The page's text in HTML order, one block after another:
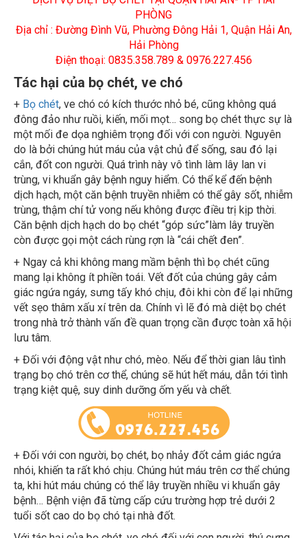
PHÒNG
Địa chỉ : Đường Đình Vũ, Phường Đông Hải 1, Quận Hải An,
Hải Phòng
Điện thoại: 0835.358.789 & 0976.227.456
Tác hại của bọ chét, ve chó
Bọ chét
, ve chó có kích thước nhỏ bé, cũng không quá
đông đảo như ruồi, kiến, mối mọt… song bọ chét thực sự là
một mối đe dọa nghiêm trọng đối với con người. Nguyên
do là bởi chúng hút máu của vật chủ để sống, sau đó lại
cắn, đốt con người. Quá trình này vô tình làm lây lan vi
trùng, vi khuẩn gây bệnh nguy hiểm. Có thể kể đến bệnh
dịch hạch, một căn bệnh truyền nhiễm có thể gây sốt, nhiễm
trùng, thậm chí tử vong nếu không được điều trị kịp thời.
Căn bệnh dịch hạch do bọ chét “góp sức”làm lây truyền
còn được gọi một cách rùng rợn là “cái chết đen”.
+ Ngay cả khi không mang mầm bệnh thì bọ chét cũng
mang lại không ít phiền toái. Vết đốt của chúng gây cảm
giác ngứa ngáy, sưng tấy khó chịu, đôi khi còn để lại những
vết sẹo thâm xấu xí trên da. Chính vì lẽ đó mà diệt bọ chét
trong nhà trở thành vấn đề quan trọng cần được toàn xã hội
lưu tâm.
+ Đối với động vật như chó, mèo. Nếu để thời gian lâu tình
trạng bọ chó trên cơ thể, chúng sẽ hút hết máu, dẫn tới tình
trạng kiệt quệ, suy dinh dưỡng ốm yếu và chết.
+ Đối với con người, bọ chét, bọ nhảy đốt cảm giác ngứa
nhói, khiến ta rất khó chịu. Chúng hút máu trên cơ thể chúng
ta, khi hút máu chúng có thể lây truyền nhiều vi khuẩn gây
bệnh… Bệnh viện đã từng cấp cứu trường hợp trẻ dưới 2
tuổi sốt cao do bọ chó tại nhà đốt.
Với tác hại của bọ chét, ve chó đối với con người, thú cưng